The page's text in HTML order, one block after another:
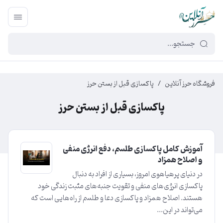
449f43cf-3da2-4422-bb12-2566cb5b8b05
فروشگاه حرز آنلاین / پاکسازی قبل از بستن حرز
پاکسازی قبل از بستن حرز
آموزش کامل پاکسازی طلسم، دفع انرژی منفی
و اصلاح همزاد
در دنیای پرهیاهوی امروز، بسیاری از افراد به دنبال
پاکسازی انرژی‌های منفی و تقویت جنبه‌های مثبت زندگی خود
هستند. اصلاح همزاد و پاکسازی دعا و طلسم از راه‌هایی است که
می‌تواند در این...